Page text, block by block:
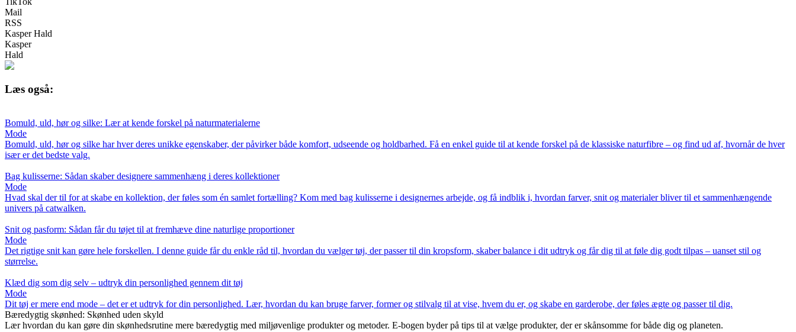
Mail
RSS
Kasper Hald
Kasper
Hald
Læs også:
Bomuld, uld, hør og silke: Lær at kende forskel på naturmaterialerne
Mode
Bomuld, uld, hør og silke har hver deres unikke egenskaber, der påvirker både komfort, udseende og holdbarhed. Få en enkel guide til at kende forskel på de klassiske naturfibre – og find ud af, hvornår de hver
især er det bedste valg.
Bag kulisserne: Sådan skaber designere sammenhæng i deres kollektioner
Mode
Hvad skal der til for at skabe en kollektion, der føles som én samlet fortælling? Kom med bag kulisserne i designernes arbejde, og få indblik i, hvordan farver, snit og materialer bliver til et sammenhængende
univers på catwalken.
Snit og pasform: Sådan får du tøjet til at fremhæve dine naturlige proportioner
Mode
Det rigtige snit kan gøre hele forskellen. I denne guide får du enkle råd til, hvordan du vælger tøj, der passer til din kropsform, skaber balance i dit udtryk og får dig til at føle dig godt tilpas – uanset stil og
størrelse.
Klæd dig som dig selv – udtryk din personlighed gennem dit tøj
Mode
Dit tøj er mere end mode – det er et udtryk for din personlighed. Lær, hvordan du kan bruge farver, former og stilvalg til at vise, hvem du er, og skabe en garderobe, der føles ægte og passer til dig.
Bæredygtig skønhed: Skønhed uden skyld
Lær hvordan du kan gøre din skønhedsrutine mere bæredygtig med miljøvenlige produkter og metoder. E-bogen byder på tips til at vælge produkter, der er skånsomme for både dig og planeten.